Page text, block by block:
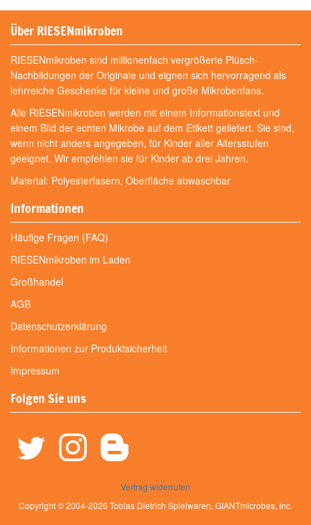
Über RIESENmikroben
RIESENmikroben sind millionenfach vergrößerte Plüsch-
Nachbildungen der Originale und eignen sich hervorragend als
lehrreiche Geschenke für kleine und große Mikrobenfans.
Alle RIESENmikroben werden mit einem Informationstext und
einem Bild der echten Mikrobe auf dem Etikett geliefert. Sie sind,
wenn nicht anders angegeben, für Kinder aller Altersstufen
geeignet. Wir empfehlen sie für Kinder ab drei Jahren.
Material: Polyesterfasern, Oberfläche abwaschbar
Informationen
Häufige Fragen (FAQ)
RIESENmikroben im Laden
Großhandel
AGB
Datenschutzerklärung
Informationen zur Produktsicherheit
Impressum
Folgen Sie uns
Vertrag widerrufen
Copyright © 2004-2026 Tobias Dietrich Spielwaren, GIANTmicrobes, Inc.